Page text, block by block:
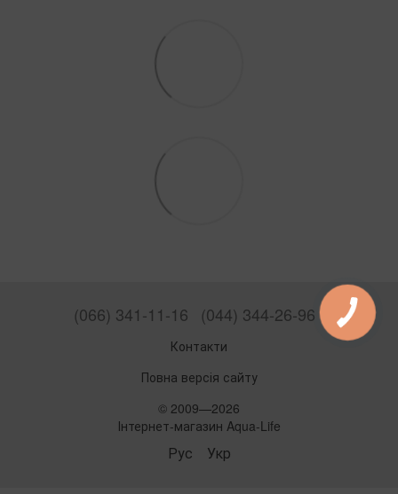
(066) 341-11-16 (044) 344-26-96
Контакти
Повна версія сайту
© 2009—2026
Інтернет-магазин Aqua-Life
Рус Укр